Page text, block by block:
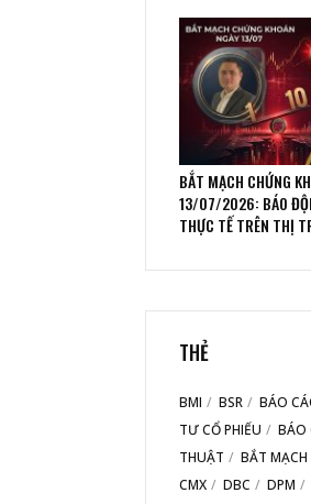
BẮT MẠCH CHỨNG
13/07/2026: BÁO
THỰC TẾ TRÊN THỊ
THẺ
BMI BSR
BÁO
TƯ CỔ PHIẾU
BÁO
THUẬT
BẮT
CMX
DBC DPM